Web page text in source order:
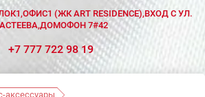
(ЖК ART RESIDENCE),ВХОД С УЛ.
7#42
+7 777 722 98 19
аксессуары